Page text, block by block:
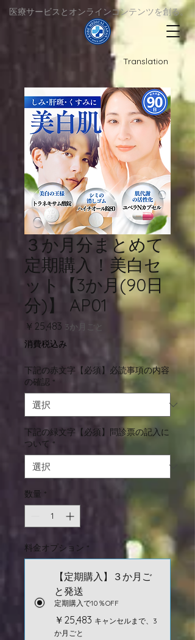
​医療サービスとオンラインコンテンツを創る。
Translation
３か月分まとめて
定期購入！美白セ
ット【3か月(90日
分)】 AP01
￥25,483 価
格
3か月ごと
消費税込み
下記の赤文字【必須】必読事項の内容
の確認 *
下記の緑文字【必須】問診票の記入に
ついて *
数量 *
料金オプション *
【定期購入】３か月ご
と発送
定期購入で10％OFF
￥25,483 キャンセルまで、3
か月ごと